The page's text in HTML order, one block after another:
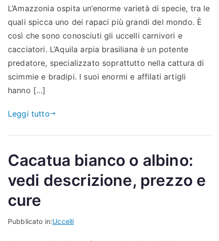
L’Amazzonia ospita un’enorme varietà di specie, tra le
quali spicca uno dei rapaci più grandi del mondo. È
così che sono conosciuti gli uccelli carnivori e
cacciatori. L’Aquila arpia brasiliana è un potente
predatore, specializzato soprattutto nella cattura di
scimmie e bradipi. I suoi enormi e affilati artigli
hanno […]
Leggi tutto
Cacatua bianco o albino:
vedi descrizione, prezzo e
cure
Pubblicato in:Uccelli